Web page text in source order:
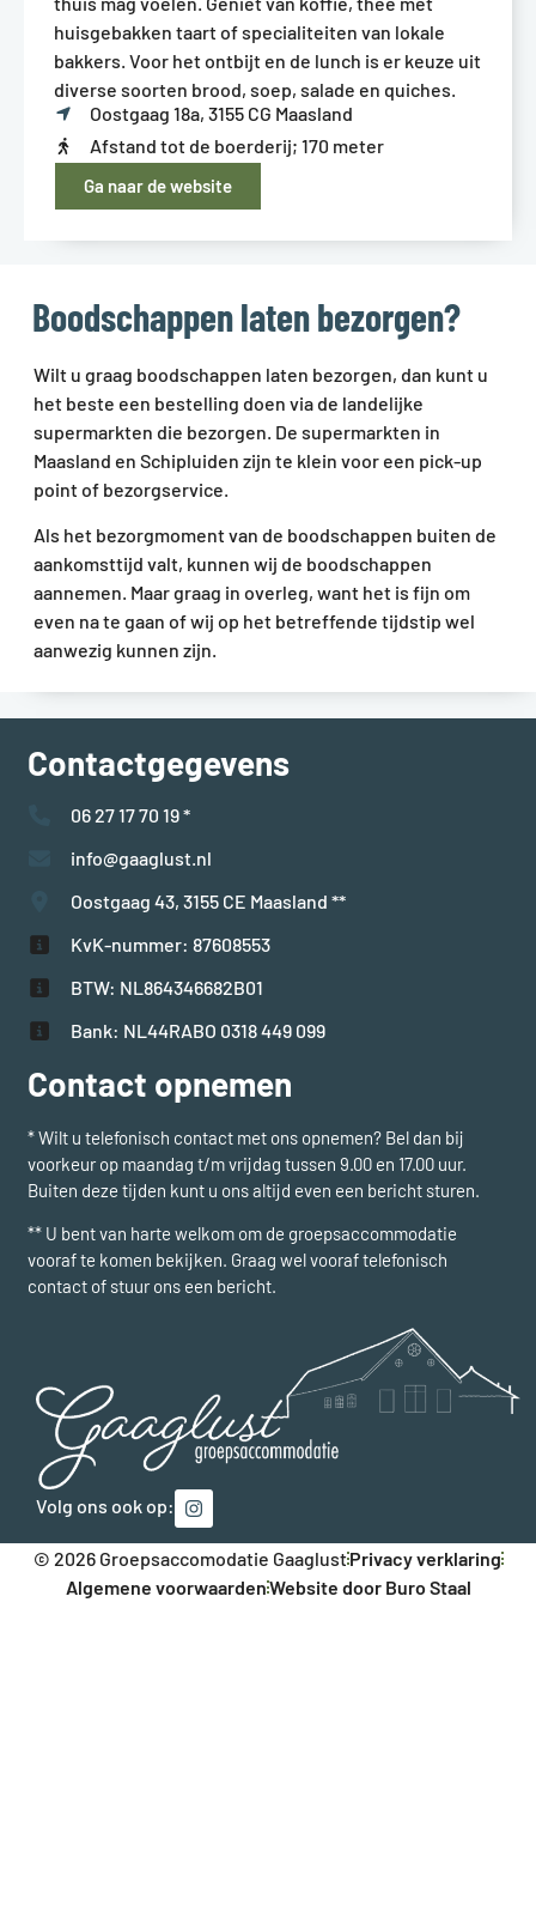
huisgebakken taart of specialiteiten van lokale
bakkers. Voor het ontbijt en de lunch is er keuze uit
diverse soorten brood, soep, salade en quiches.
Oostgaag 18a, 3155 CG Maasland
Afstand tot de boerderij; 170 meter
Ga naar de website
Boodschappen laten bezorgen?
Wilt u graag boodschappen laten bezorgen, dan kunt u
het beste een bestelling doen via de landelijke
supermarkten die bezorgen. De supermarkten in
Maasland en Schipluiden zijn te klein voor een pick-up
point of bezorgservice.
Als het bezorgmoment van de boodschappen buiten de
aankomsttijd valt, kunnen wij de boodschappen
aannemen. Maar graag in overleg, want het is fijn om
even na te gaan of wij op het betreffende tijdstip wel
aanwezig kunnen zijn.
Contactgegevens
06 27 17 70 19 *
info@gaaglust.nl
Oostgaag 43, 3155 CE Maasland **
KvK-nummer: 87608553
BTW: NL864346682B01
Bank: NL44RABO 0318 449 099
Contact opnemen
* Wilt u telefonisch contact met ons opnemen? Bel dan bij
voorkeur op maandag t/m vrijdag tussen 9.00 en 17.00 uur.
Buiten deze tijden kunt u ons altijd even een bericht sturen.
** U bent van harte welkom om de groepsaccommodatie
vooraf te komen bekijken. Graag wel vooraf telefonisch
contact of stuur ons een bericht.
Volg ons ook op:
© 2026 Groepsaccomodatie GaaglustPrivacy verklaring
Algemene voorwaardenWebsite door Buro Staal